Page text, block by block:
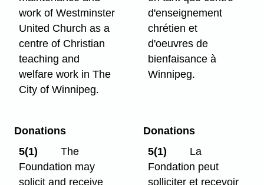
work of Westminster
United Church as a
centre of Christian
teaching and
welfare work in The
City of Winnipeg.
d'enseignement
chrétien et
d'oeuvres de
bienfaisance à
Winnipeg.
Donations
5(1)
The
Foundation may
solicit and receive
Donations
5(1)
La
Fondation peut
solliciter et recevoir